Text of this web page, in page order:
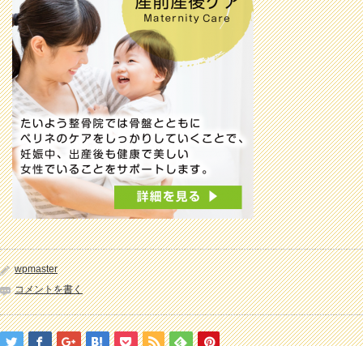
wpmaster
コメントを書く